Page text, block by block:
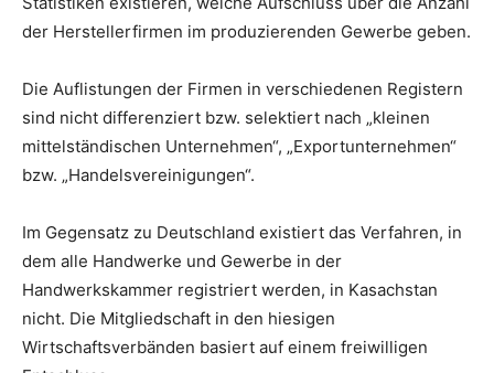
der Herstellerfirmen im produzierenden Gewerbe geben.
Die Auflistungen der Firmen in verschiedenen Registern
sind nicht differenziert bzw. selektiert nach „kleinen
mittelständischen Unternehmen“, „Exportunternehmen“
bzw. „Handelsvereinigungen“.
Im Gegensatz zu Deutschland existiert das Verfahren, in
dem alle Handwerke und Gewerbe in der
Handwerkskammer registriert werden, in Kasachstan
nicht. Die Mitgliedschaft in den hiesigen
Wirtschaftsverbänden basiert auf einem freiwilligen